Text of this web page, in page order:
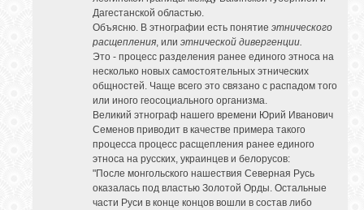
Дагестанской областью.
Объясню. В этнографии есть понятие этнического
расщепления , или этнической дивергенции.
Это - процесс разделения ранее единого этноса на
несколько новых самостоятельных этнических
общностей. Чаще всего это связано с распадом того
или иного геосоциального организма.
Великий этнограф нашего времени Юрий Иванович
Семенов приводит в качестве примера такого
процесса процесс расщепления ранее единого
этноса на русских, украинцев и белорусов:
"После монгольского нашествия Северная Русь
оказалась под властью Золотой Орды. Остальные
части Руси в конце концов вошли в состав либо